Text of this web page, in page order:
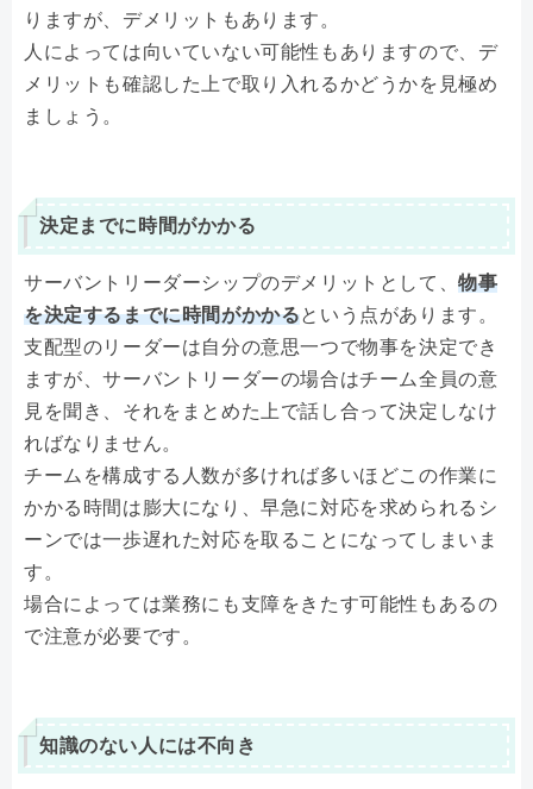
りますが、デメリットもあります。
人によっては向いていない可能性もありますので、デ
メリットも確認した上で取り入れるかどうかを見極め
ましょう。
決定までに時間がかかる
サーバントリーダーシップのデメリットとして、物事
を決定するまでに時間がかかるという点があります。
支配型のリーダーは自分の意思一つで物事を決定でき
ますが、サーバントリーダーの場合はチーム全員の意
見を聞き、それをまとめた上で話し合って決定しなけ
ればなりません。
チームを構成する人数が多ければ多いほどこの作業に
かかる時間は膨大になり、早急に対応を求められるシ
ーンでは一歩遅れた対応を取ることになってしまいま
す。
場合によっては業務にも支障をきたす可能性もあるの
で注意が必要です。
知識のない人には不向き